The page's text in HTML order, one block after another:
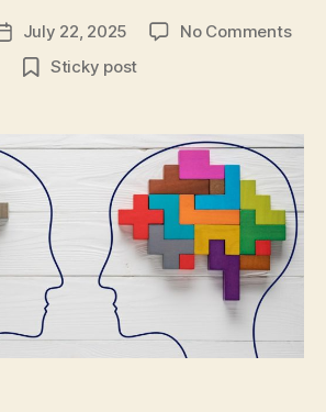
Post
date
July 22, 2025 No Commentson
dan
Sticky post